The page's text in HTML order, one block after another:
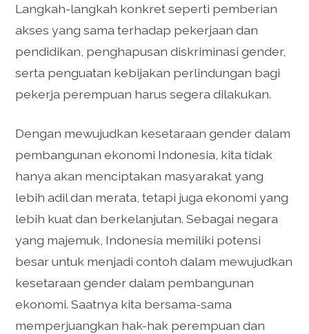
Langkah-langkah konkret seperti pemberian
akses yang sama terhadap pekerjaan dan
pendidikan, penghapusan diskriminasi gender,
serta penguatan kebijakan perlindungan bagi
pekerja perempuan harus segera dilakukan.
Dengan mewujudkan kesetaraan gender dalam
pembangunan ekonomi Indonesia, kita tidak
hanya akan menciptakan masyarakat yang
lebih adil dan merata, tetapi juga ekonomi yang
lebih kuat dan berkelanjutan. Sebagai negara
yang majemuk, Indonesia memiliki potensi
besar untuk menjadi contoh dalam mewujudkan
kesetaraan gender dalam pembangunan
ekonomi. Saatnya kita bersama-sama
memperjuangkan hak-hak perempuan dan